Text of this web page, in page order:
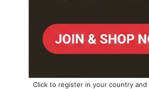
Click to register in your country and